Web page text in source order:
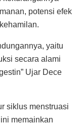
potensi efek
yaitu
secara alami
Ujar Dece
siklus menstruasi
memainkan